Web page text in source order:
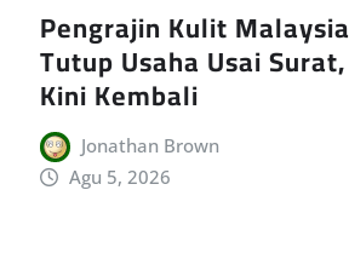
Pengrajin Kulit Malaysia
Tutup Usaha Usai Surat,
Kini Kembali
Jonathan Brown
Agu 5, 2026